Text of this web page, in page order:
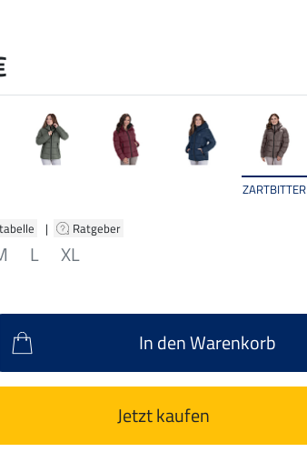
ZARTBITTER
| Ratgeber
L XL
In den Warenkorb
Jetzt kaufen